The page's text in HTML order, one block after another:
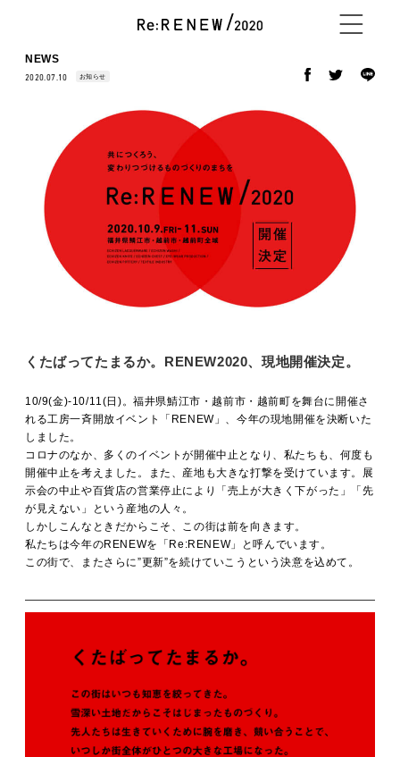
ABOUT
CONTENTS
MOVIE
ACCESS / STAY
NEWS
2020.07.10 お知らせ
くたばってたまるか。RENEW2020、現地開催決定。
10/9(金)-10/11(日)。福井県鯖江市・越前市・越前町を舞台に開催さ
れる工房一斉開放イベント「RENEW」、今年の現地開催を決断いた
しました。
コロナのなか、多くのイベントが開催中止となり、私たちも、何度も
開催中止を考えました。また、産地も大きな打撃を受けています。展
示会の中止や百貨店の営業停止により「売上が大きく下がった」「先
が見えない」という産地の人々。
しかしこんなときだからこそ、この街は前を向きます。
私たちは今年のRENEWを「Re:RENEW」と呼んでいます。
この街で、またさらに”更新”を続けていこうという決意を込めて。